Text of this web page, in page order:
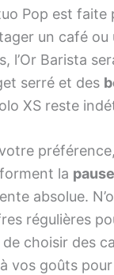
Pop est faite
un café ou
l’Or Barista
serré et des
XS reste
la
absolue.
régulières
choisir des
vos goûts